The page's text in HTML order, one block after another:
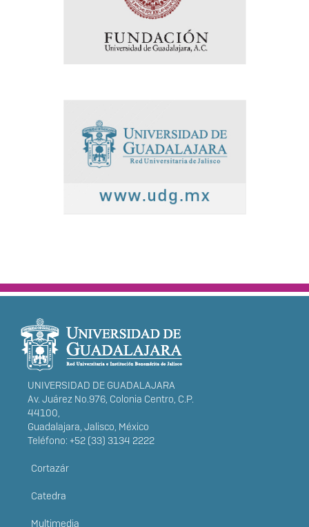
INFORMACIÓN
DEL PORTAL
UNIVERSIDAD DE GUADALAJARA
Av. Juárez No.976, Colonia Centro, C.P.
44100,
Guadalajara, Jalisco, México
Teléfono: +52 (33) 3134 2222
PRINCIPAL
Cortazár
Catedra
Multimedia